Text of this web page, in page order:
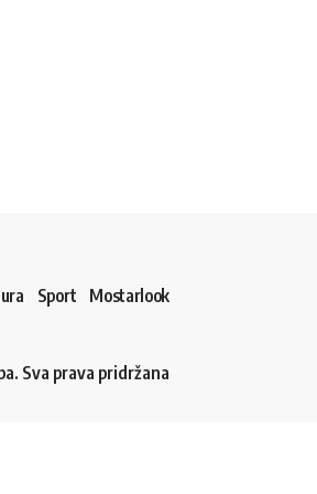
Sport Mostarlook
Sva prava pridržana